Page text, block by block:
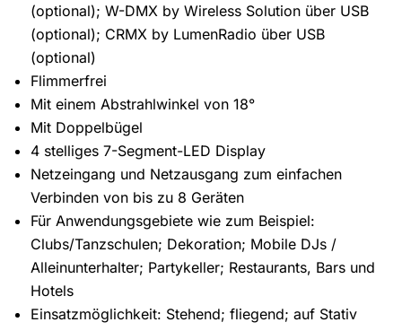
(optional); W-DMX by Wireless Solution über USB
(optional); CRMX by LumenRadio über USB
(optional)
Flimmerfrei
Mit einem Abstrahlwinkel von 18°
Mit Doppelbügel
4 stelliges 7-Segment-LED Display
Netzeingang und Netzausgang zum einfachen
Verbinden von bis zu 8 Geräten
Für Anwendungsgebiete wie zum Beispiel:
Clubs/Tanzschulen; Dekoration; Mobile DJs /
Alleinunterhalter; Partykeller; Restaurants, Bars und
Hotels
Einsatzmöglichkeit: Stehend; fliegend; auf Stativ